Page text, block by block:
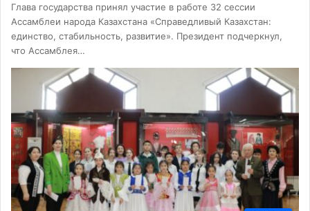
Глава государства принял участие в работе 32 сессии
Ассамблеи народа Казахстана «Справедливый Казахстан:
единство, стабильность, развитие». Президент подчеркнул,
что Ассамблея…